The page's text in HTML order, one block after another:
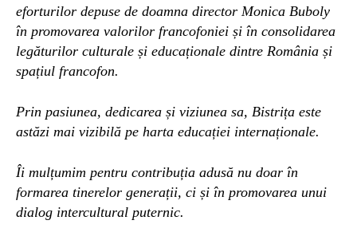
eforturilor depuse de doamna director Monica Buboly
în promovarea valorilor francofoniei și în consolidarea
legăturilor culturale și educaționale dintre România și
spațiul francofon.
Prin pasiunea, dedicarea și viziunea sa, Bistrița este
astăzi mai vizibilă pe harta educației internaționale.
Îi mulțumim pentru contribuția adusă nu doar în
formarea tinerelor generații, ci și în promovarea unui
dialog intercultural puternic.